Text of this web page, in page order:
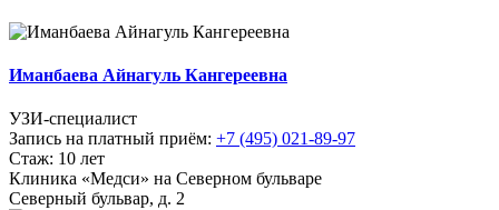
Иманбаева Айнагуль Кангереевна
УЗИ-специалист
Запись на платный приём: +7 (495) 021-89-97
Стаж: 10 лет
Клиника «Медси» на Северном бульваре
Северный бульвар, д. 2